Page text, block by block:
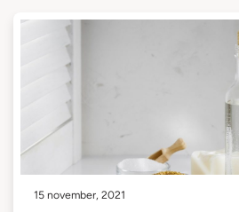
15 november, 2021